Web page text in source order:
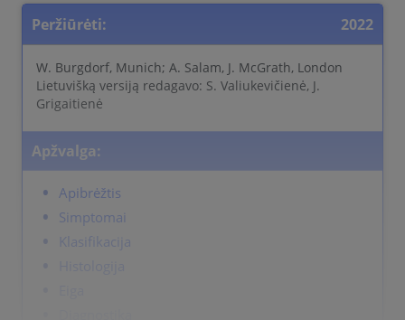
Peržiūrėti: 2022
W. Burgdorf, Munich; A. Salam, J. McGrath, London
Lietuvišką versiją redagavo: S. Valiukevičienė, J.
Grigaitienė
Apžvalga:
Apibrėžtis
Simptomai
Klasifikacija